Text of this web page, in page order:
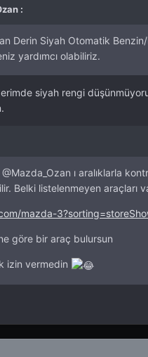
:
Derin Siyah Otomatik
yardımcı olabiliriz.
siyah rengi
@Mazda_Ozan ı aralıklarla
Belki listelenmeyen araçları
mazda-
göre bir araç bulursun
izin vermedin